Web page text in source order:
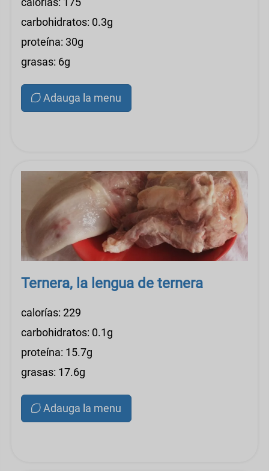
carbohidratos: 0.3g
proteína: 30g
grasas: 6g
Adauga la menu
Ternera, la lengua de ternera
calorías: 229
carbohidratos: 0.1g
proteína: 15.7g
grasas: 17.6g
Adauga la menu